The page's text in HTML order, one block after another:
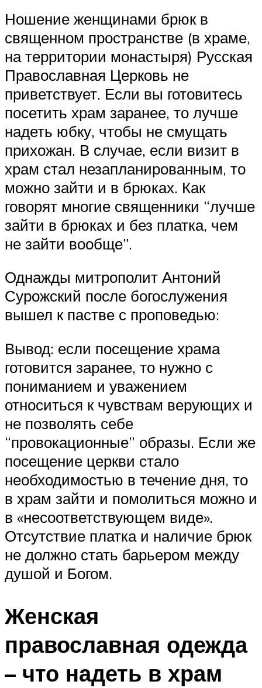
Ношение женщинами брюк в
священном пространстве (в храме,
на территории монастыря) Русская
Православная Церковь не
приветствует. Если вы готовитесь
посетить храм заранее, то лучше
надеть юбку, чтобы не смущать
прихожан. В случае, если визит в
храм стал незапланированным, то
можно зайти и в брюках. Как
говорят многие священники “лучше
зайти в брюках и без платка, чем
не зайти вообще”.
Однажды митрополит Антоний
Сурожский после богослужения
вышел к пастве с проповедью:
Вывод: если посещение храма
готовится заранее, то нужно с
пониманием и уважением
относиться к чувствам верующих и
не позволять себе
“провокационные” образы. Если же
посещение церкви стало
необходимостью в течение дня, то
в храм зайти и помолиться можно и
в «несоответствующем виде».
Отсутствие платка и наличие брюк
не должно стать барьером между
душой и Богом.
Женская
православная одежда
– что надеть в храм